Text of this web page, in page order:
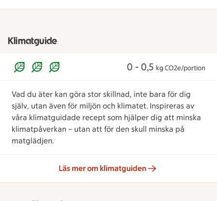
Klimatguide
0 - 0,5 kg CO2e/portion
Vad du äter kan göra stor skillnad, inte bara för dig
själv, utan även för miljön och klimatet. Inspireras av
våra klimatguidade recept som hjälper dig att minska
klimatpåverkan – utan att för den skull minska på
matglädjen.
Läs mer om klimatguiden